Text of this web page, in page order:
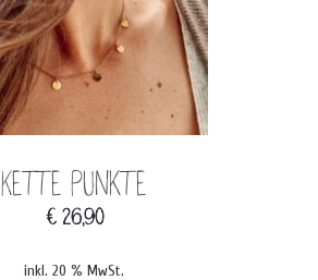
Kette Punkte
€26,90
inkl. 20 % MwSt.